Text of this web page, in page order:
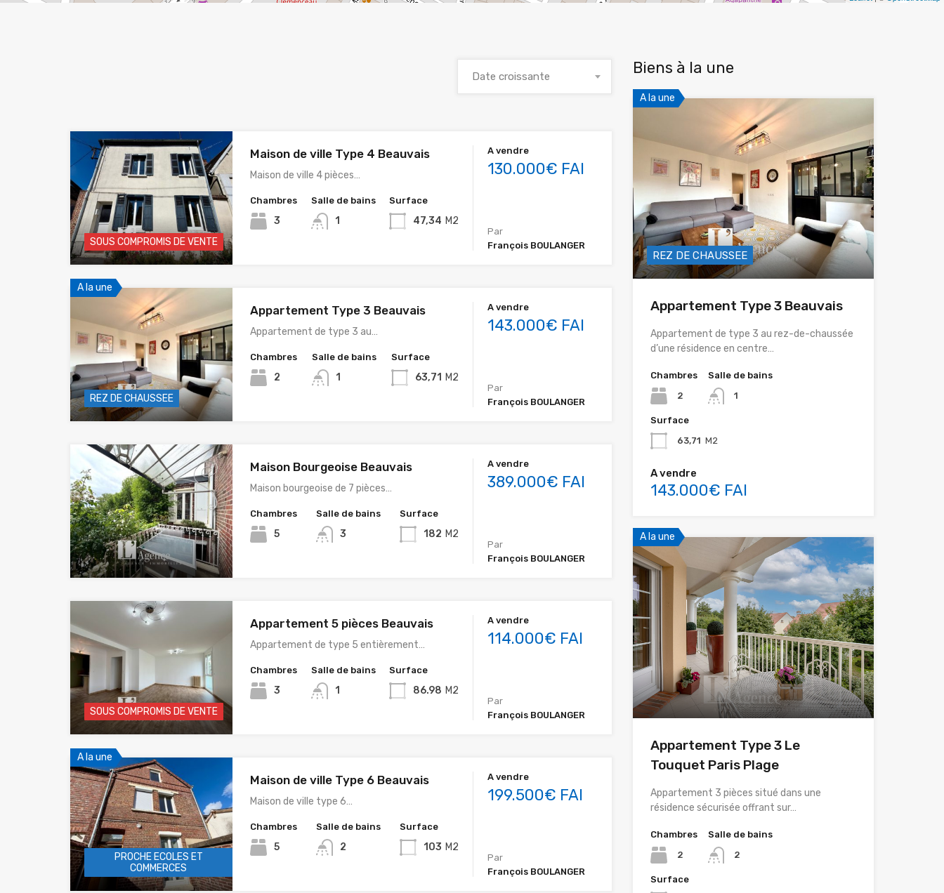
Date croissante
SOUS COMPROMIS DE VENTE
Maison de ville Type 4 Beauvais
Maison de ville 4 pièces…
Chambres
3
Salle de bains
1
Surface
47,34 M2
A vendre
130.000€ FAI
Par
François BOULANGER
A la une
REZ DE CHAUSSEE
Appartement Type 3 Beauvais
Appartement de type 3 au…
Chambres
2
Salle de bains
1
Surface
63,71 M2
A vendre
143.000€ FAI
Par
François BOULANGER
Maison Bourgeoise Beauvais
Maison bourgeoise de 7 pièces…
Chambres
5
Salle de bains
3
Surface
182 M2
A vendre
389.000€ FAI
Par
François BOULANGER
SOUS COMPROMIS DE VENTE
Appartement 5 pièces Beauvais
Appartement de type 5 entièrement…
Chambres
3
Salle de bains
1
Surface
86.98 M2
A vendre
114.000€ FAI
Par
François BOULANGER
A la une
PROCHE ECOLES ET
COMMERCES
Maison de ville Type 6 Beauvais
Maison de ville type 6…
Chambres
5
Salle de bains
2
Surface
103 M2
A vendre
199.500€ FAI
Par
François BOULANGER
Biens à la une
A la une
REZ DE CHAUSSEE
Appartement Type 3 Beauvais
Appartement de type 3 au rez-de-chaussée
d’une résidence en centre…
Chambres
2
Salle de bains
1
Surface
63,71 M2
A vendre
143.000€ FAI
A la une
Appartement Type 3 Le
Touquet Paris Plage
Appartement 3 pièces situé dans une
résidence sécurisée offrant sur…
Chambres
2
Salle de bains
2
Surface